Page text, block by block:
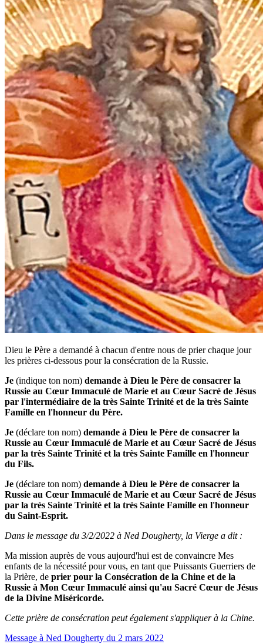
Dieu le Père a demandé à chacun d'entre nous de prier chaque jour
les prières ci-dessous pour la consécration de la Russie.
Je (indique ton nom) demande à Dieu le Père de consacrer la
Russie au Cœur Immaculé de Marie et au Cœur Sacré de Jésus
par l'intermédiaire de la très Sainte Trinité et de la très Sainte
Famille en l'honneur du Père.
Je (déclare ton nom) demande à Dieu le Père de consacrer la
Russie au Cœur Immaculé de Marie et au Cœur Sacré de Jésus
par la très Sainte Trinité et la très Sainte Famille en l'honneur
du Fils.
Je (déclare ton nom) demande à Dieu le Père de consacrer la
Russie au Cœur Immaculé de Marie et au Cœur Sacré de Jésus
par la très Sainte Trinité et la très Sainte Famille en l'honneur
du Saint-Esprit.
Dans le message du 3/2/2022 à Ned Dougherty, la Vierge a dit :
Ma mission auprès de vous aujourd'hui est de convaincre Mes
enfants de la nécessité pour vous, en tant que Puissants Guerriers de
la Prière, de prier pour la Consécration de la Chine et de la
Russie à Mon Cœur Immaculé ainsi qu'au Sacré Cœur de Jésus
de la Divine Miséricorde.
Cette prière de consécration peut également s'appliquer à la Chine.
Message à Ned Dougherty du 2 mars 2022